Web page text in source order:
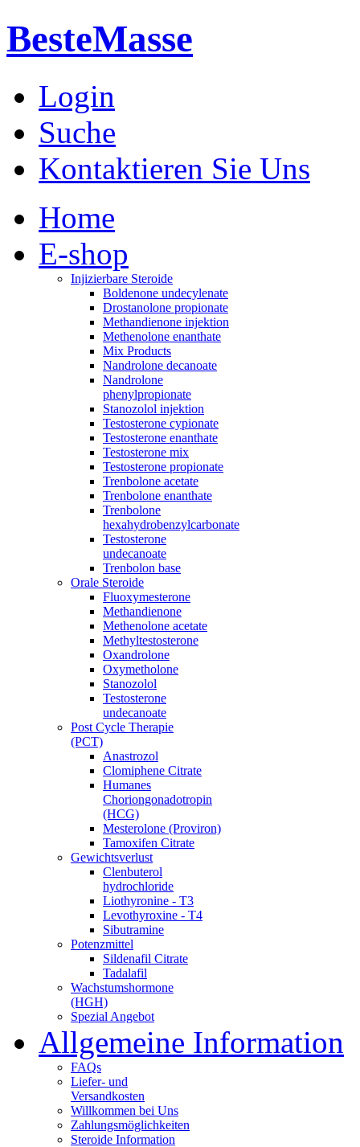
BesteMasse
Login
Suche
Kontaktieren Sie Uns
Home
E-shop
Injizierbare Steroide
Boldenone undecylenate
Drostanolone propionate
Methandienone injektion
Methenolone enanthate
Mix Products
Nandrolone decanoate
Nandrolone
phenylpropionate
Stanozolol injektion
Testosterone cypionate
Testosterone enanthate
Testosterone mix
Testosterone propionate
Trenbolone acetate
Trenbolone enanthate
Trenbolone
hexahydrobenzylcarbonate
Testosterone
undecanoate
Trenbolon base
Orale Steroide
Fluoxymesterone
Methandienone
Methenolone acetate
Methyltestosterone
Oxandrolone
Oxymetholone
Stanozolol
Testosterone
undecanoate
Post Cycle Therapie
(PCT)
Anastrozol
Clomiphene Citrate
Humanes
Choriongonadotropin
(HCG)
Mesterolone (Proviron)
Tamoxifen Citrate
Gewichtsverlust
Clenbuterol
hydrochloride
Liothyronine - T3
Levothyroxine - T4
Sibutramine
Potenzmittel
Sildenafil Citrate
Tadalafil
Wachstumshormone
(HGH)
Spezial Angebot
Allgemeine Information
FAQs
Liefer- und
Versandkosten
Willkommen bei Uns
Zahlungsmöglichkeiten
Steroide Information